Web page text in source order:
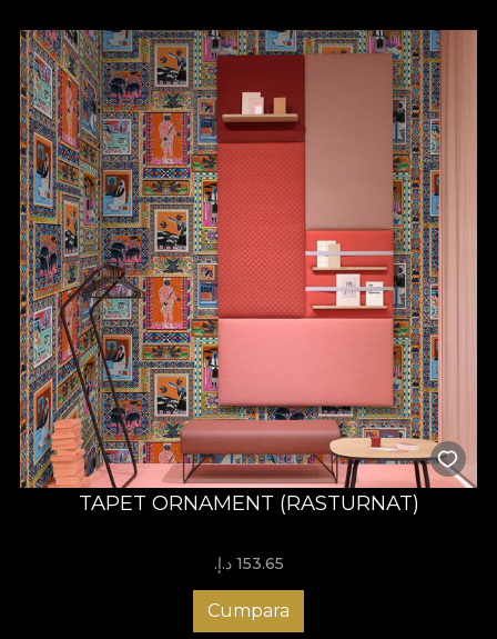
TAPET ORNAMENT (RASTURNAT)
153.65 د.إ.‏
Cumpara